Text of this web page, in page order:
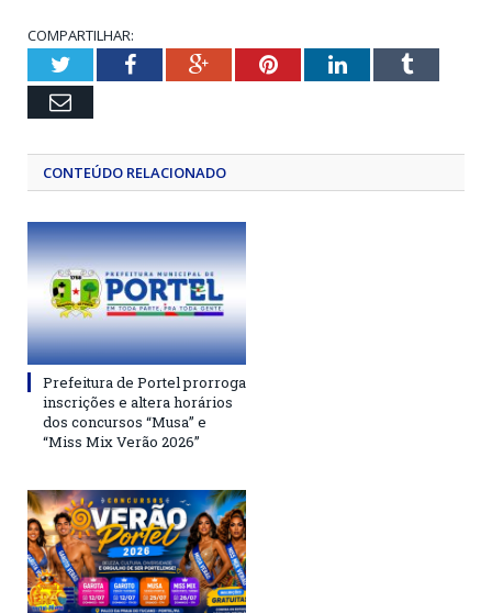
COMPARTILHAR:
TwitterFacebookGoogle+PinterestLinkedInTumblr
Email
CONTEÚDO RELACIONADO
Prefeitura de Portel prorroga
inscrições e altera horários
dos concursos “Musa” e
“Miss Mix Verão 2026”